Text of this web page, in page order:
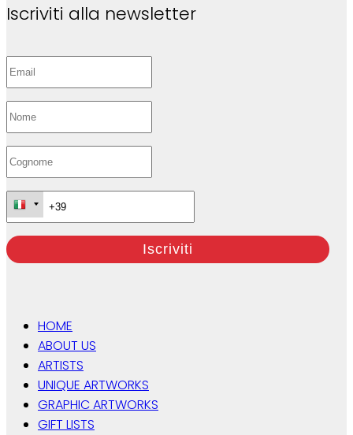
Iscriviti alla newsletter
HOME
ABOUT US
ARTISTS
UNIQUE ARTWORKS
GRAPHIC ARTWORKS
GIFT LISTS